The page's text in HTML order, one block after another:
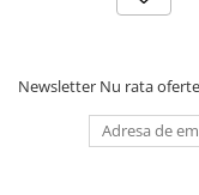
Newsletter Nu rata